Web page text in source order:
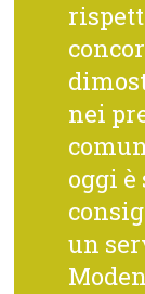
nei
oggi è
un